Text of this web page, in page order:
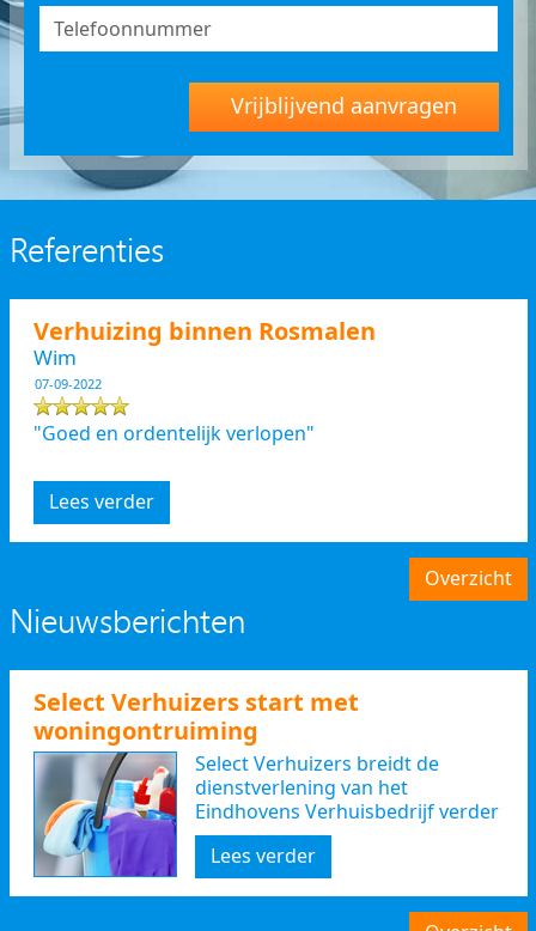
Vrijblijvend aanvragen
Referenties
Verhuizing binnen Rosmalen
Wim
07-09-2022
"Goed en ordentelijk verlopen"
Lees verder
Overzicht
Nieuwsberichten
Select Verhuizers start met
woningontruiming
Select Verhuizers breidt de
dienstverlening van het
Eindhovens Verhuisbedrijf verder
uit
Lees verder